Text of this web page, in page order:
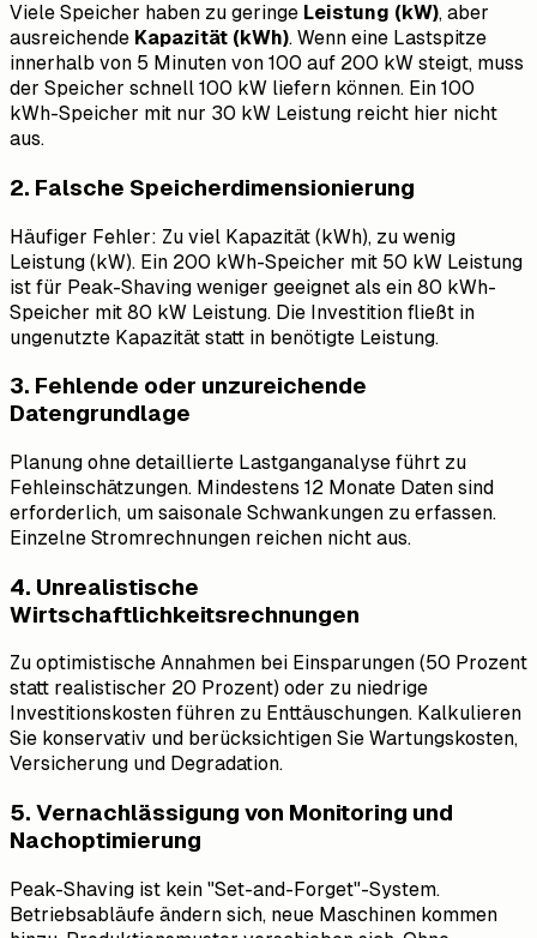
Viele Speicher haben zu geringe Leistung (kW), aber
ausreichende Kapazität (kWh). Wenn eine Lastspitze
innerhalb von 5 Minuten von 100 auf 200 kW steigt, muss
der Speicher schnell 100 kW liefern können. Ein 100
kWh-Speicher mit nur 30 kW Leistung reicht hier nicht
aus.
2. Falsche Speicherdimensionierung
Häufiger Fehler: Zu viel Kapazität (kWh), zu wenig
Leistung (kW). Ein 200 kWh-Speicher mit 50 kW Leistung
ist für Peak-Shaving weniger geeignet als ein 80 kWh-
Speicher mit 80 kW Leistung. Die Investition fließt in
ungenutzte Kapazität statt in benötigte Leistung.
3. Fehlende oder unzureichende
Datengrundlage
Planung ohne detaillierte Lastganganalyse führt zu
Fehleinschätzungen. Mindestens 12 Monate Daten sind
erforderlich, um saisonale Schwankungen zu erfassen.
Einzelne Stromrechnungen reichen nicht aus.
4. Unrealistische
Wirtschaftlichkeitsrechnungen
Zu optimistische Annahmen bei Einsparungen (50 Prozent
statt realistischer 20 Prozent) oder zu niedrige
Investitionskosten führen zu Enttäuschungen. Kalkulieren
Sie konservativ und berücksichtigen Sie Wartungskosten,
Versicherung und Degradation.
5. Vernachlässigung von Monitoring und
Nachoptimierung
Peak-Shaving ist kein "Set-and-Forget"-System.
Betriebsabläufe ändern sich, neue Maschinen kommen